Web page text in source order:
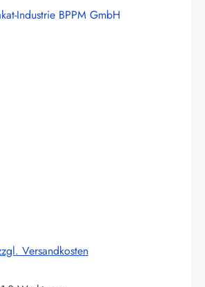
Industrie BPPM GmbH
Versandkosten